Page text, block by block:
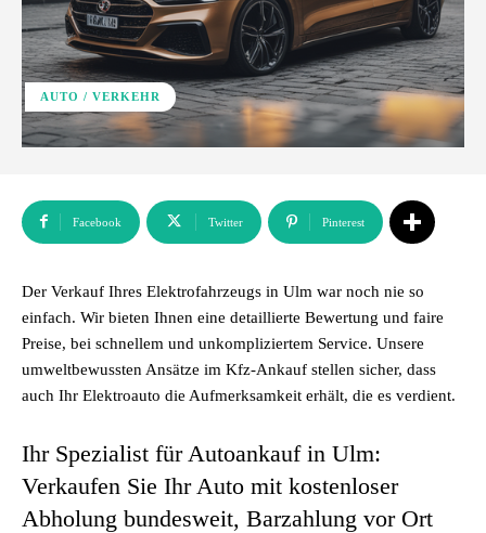
AUTO / VERKEHR
Facebook Twitter Pinterest
Der Verkauf Ihres Elektrofahrzeugs in Ulm war noch nie so
einfach. Wir bieten Ihnen eine detaillierte Bewertung und faire
Preise, bei schnellem und unkompliziertem Service. Unsere
umweltbewussten Ansätze im Kfz-Ankauf stellen sicher, dass
auch Ihr Elektroauto die Aufmerksamkeit erhält, die es verdient.
Ihr Spezialist für Autoankauf in Ulm:
Verkaufen Sie Ihr Auto mit kostenloser
Abholung bundesweit, Barzahlung vor Ort